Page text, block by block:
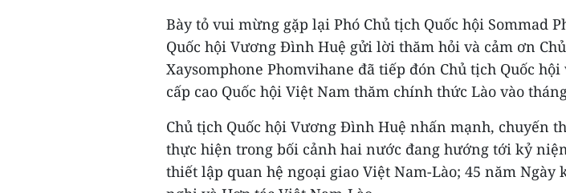
Bày tỏ vui mừng gặp lại Phó Chủ tịch Quốc hội Sommad
Quốc hội Vương Đình Huệ gửi lời thăm hỏi và cảm ơn
Xaysomphone Phomvihane đã tiếp đón Chủ tịch Quốc
cấp cao Quốc hội Việt Nam thăm chính thức Lào vào
Chủ tịch Quốc hội Vương Đình Huệ nhấn mạnh, chuyến
thực hiện trong bối cảnh hai nước đang hướng tới kỷ
thiết lập quan hệ ngoại giao Việt Nam-Lào; 45 năm Ngày